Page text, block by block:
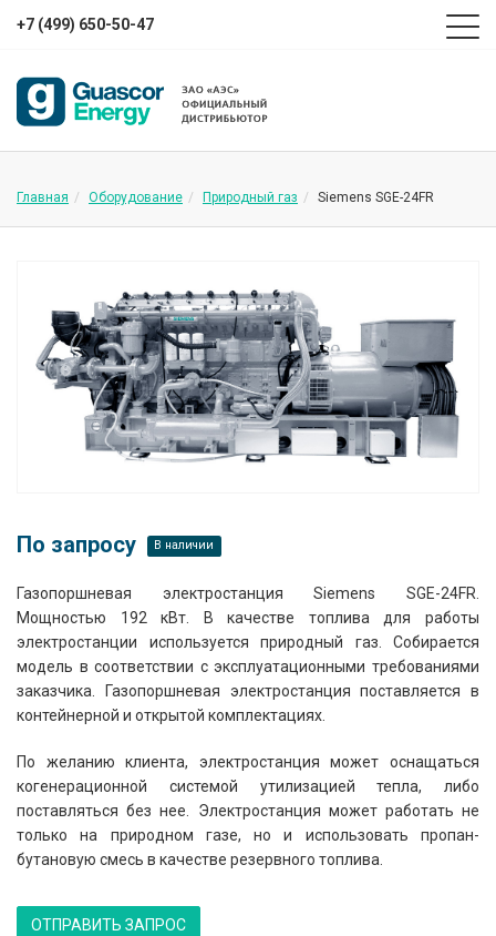
+7 (499) 650-50-47
Главная Оборудование Природный газ Siemens SGE-24FR
По запросу В наличии
Газопоршневая электростанция Siemens SGE-24FR.
Мощностью 192 кВт. В качестве топлива для работы
электростанции используется природный газ. Собирается
модель в соответствии с эксплуатационными требованиями
заказчика. Газопоршневая электростанция поставляется в
контейнерной и открытой комплектациях.
По желанию клиента, электростанция может оснащаться
когенерационной системой утилизацией тепла, либо
поставляться без нее. Электростанция может работать не
только на природном газе, но и использовать пропан-
бутановую смесь в качестве резервного топлива.
ОТПРАВИТЬ ЗАПРОС